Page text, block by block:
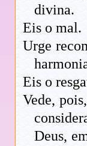
divina.
Eis o mal.
Urge
Eis o
Vede,
Deus,